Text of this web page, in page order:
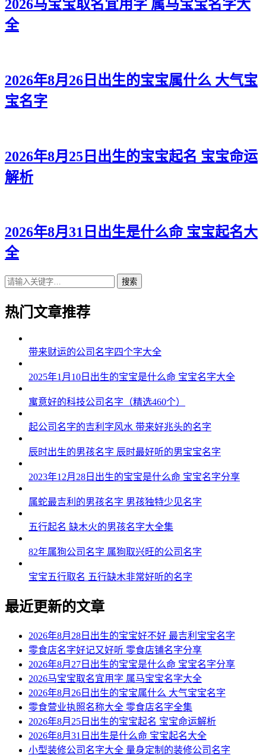
2026马宝宝取名宜用字 属马宝宝名字大
全
2026年8月26日出生的宝宝属什么 大气宝
宝名字
2026年8月25日出生的宝宝起名 宝宝命运
解析
2026年8月31日出生是什么命 宝宝起名大
全
搜索
热门文章推荐
带来财运的公司名字四个字大全
2025年1月10日出生的宝宝是什么命 宝宝名字大全
寓意好的科技公司名字（精选460个）
起公司名字的吉利字风水 带来好兆头的名字
辰时出生的男孩名字 辰时最好听的男宝宝名字
2023年12月28日出生的宝宝是什么命 宝宝名字分享
属蛇最吉利的男孩名字 男孩独特少见名字
五行起名 缺木火的男孩名字大全集
82年属狗公司名字 属狗取兴旺的公司名字
宝宝五行取名 五行缺木非常好听的名字
最近更新的文章
2026年8月28日出生的宝宝好不好 最吉利宝宝名字
零食店名字好记又好听 零食店铺名字分享
2026年8月27日出生的宝宝是什么命 宝宝名字分享
2026马宝宝取名宜用字 属马宝宝名字大全
2026年8月26日出生的宝宝属什么 大气宝宝名字
零食营业执照名称大全 零食店名字全集
2026年8月25日出生的宝宝起名 宝宝命运解析
2026年8月31日出生是什么命 宝宝起名大全
小型装修公司名字大全 量身定制的装修公司名字